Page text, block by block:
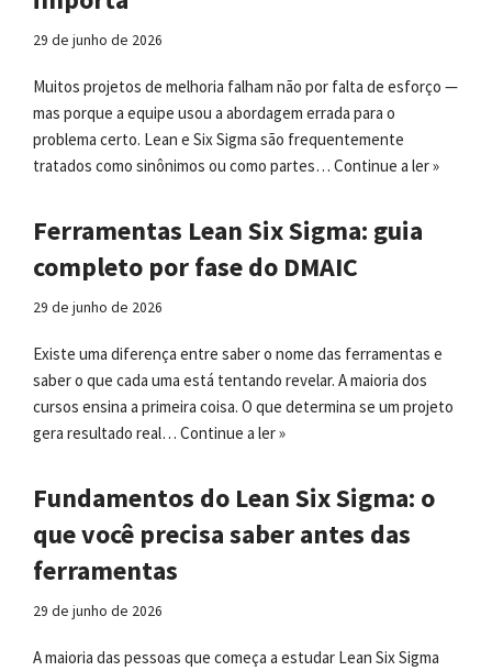
29 de junho de 2026
Muitos projetos de melhoria falham não por falta de esforço —
mas porque a equipe usou a abordagem errada para o
problema certo. Lean e Six Sigma são frequentemente
tratados como sinônimos ou como partes… Continue a ler »
Ferramentas Lean Six Sigma: guia
completo por fase do DMAIC
29 de junho de 2026
Existe uma diferença entre saber o nome das ferramentas e
saber o que cada uma está tentando revelar. A maioria dos
cursos ensina a primeira coisa. O que determina se um projeto
gera resultado real… Continue a ler »
Fundamentos do Lean Six Sigma: o
que você precisa saber antes das
ferramentas
29 de junho de 2026
A maioria das pessoas que começa a estudar Lean Six Sigma